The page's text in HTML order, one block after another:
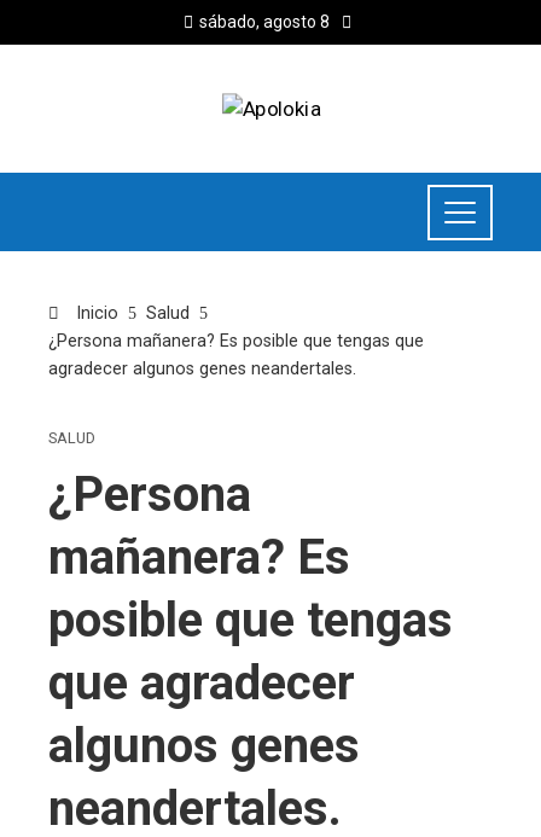
sábado, agosto 8
Inicio
Salud
¿Persona mañanera? Es posible que tengas que
agradecer algunos genes neandertales.
SALUD
¿Persona
mañanera? Es
posible que tengas
que agradecer
algunos genes
neandertales.